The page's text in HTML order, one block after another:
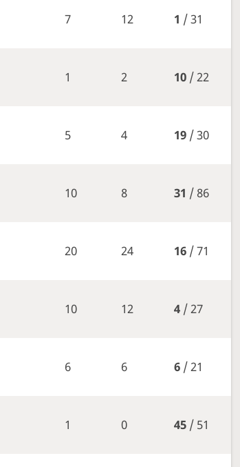
7 12 1 / 31
1 2 10/ 22
5 4 19/ 30
10 8 31 / 86
20 24 16/ 71
10 12 4/ 27
6 6 6/ 21
1 0 45/ 51